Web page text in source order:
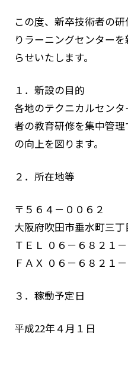
この度、新卒技術者の
りラーニングセンター
らせいたします。
１．新設の目的
各地のテクニカルセン
者の教育研修を集中管
の向上を図ります。
２．所在地等
〒５６４－００６２
大阪府吹田市垂水町三
ＴＥＬ ０６－６８２１－
ＦＡＸ ０６－６８２１
３．稼動予定日
平成22年４月１日